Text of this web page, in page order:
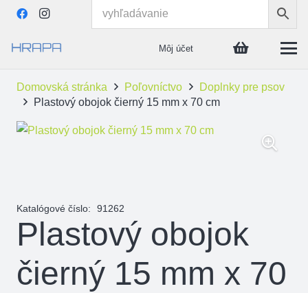
Môj účet
Domovská stránka Poľovníctvo
Doplnky pre psov
Plastový obojok čierný 15 mm x 70 cm
Katalógové číslo: 91262
Plastový obojok
čierný 15 mm x 70